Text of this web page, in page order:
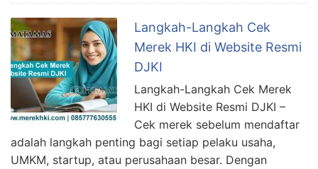
Langkah-Langkah Cek
Merek HKI di Website Resmi
DJKI
Langkah-Langkah Cek Merek
HKI di Website Resmi DJKI –
Cek merek sebelum mendaftar
adalah langkah penting bagi setiap pelaku usaha,
UMKM, startup, atau perusahaan besar. Dengan